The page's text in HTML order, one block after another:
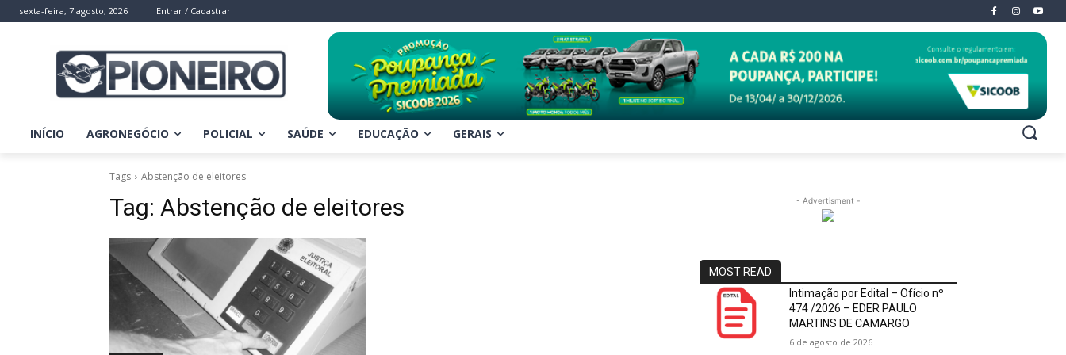
sexta-feira, 7 agosto, 2026 Entrar / Cadastrar
INÍCIO AGRONEGÓCIO POLICIAL SAÚDE EDUCAÇÃO GERAIS
Tags Abstenção de eleitores
Tag: Abstenção de eleitores - Advertisment -
MOST READ
Intimação por Edital – Ofício nº
474 /2026 – EDER PAULO
MARTINS DE CAMARGO
6 de agosto de 2026